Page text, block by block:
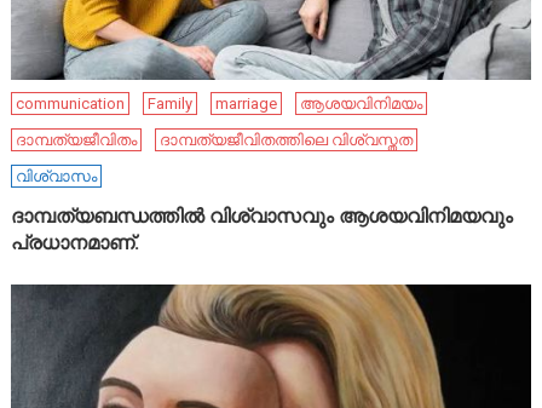
communication Family marriage
ആശയവിനിമയം
ദാമ്പത്യജീവിതം
ദാമ്പത്യജീവിതത്തിലെ വിശ്വസ്തത
വിശ്വാസം
ദാമ്പത്യബന്ധത്തിൽ വിശ്വാസവും ആശയവിനിമയവും
പ്രധാനമാണ്.